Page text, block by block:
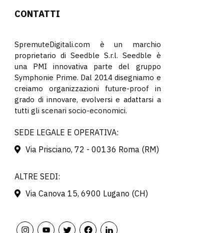
CONTATTI
SpremuteDigitali.com è un marchio
proprietario di Seedble S.r.l. Seedble è
una PMI innovativa parte del gruppo
Symphonie Prime. Dal 2014 disegniamo e
creiamo organizzazioni future-proof in
grado di innovare, evolversi e adattarsi a
tutti gli scenari socio-economici.
SEDE LEGALE E OPERATIVA:
Via Prisciano, 72 - 00136 Roma (RM)
ALTRE SEDI:
Via Canova 15, 6900 Lugano (CH)